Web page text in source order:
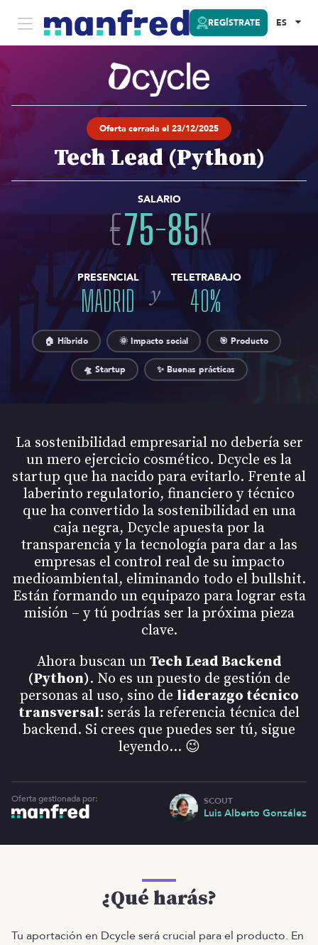
REGÍSTRATE ES
Oferta cerrada el 23/12/2025
Tech Lead (Python)
SALARIO
€75-85K
PRESENCIAL
MADRID y
TELETRABAJO
40%
🏠 Híbrido 🌞 Impacto social 🎯 Producto
🛸 Startup ✨ Buenas prácticas
La sostenibilidad empresarial no debería ser
un mero ejercicio cosmético. Dcycle es la
startup que ha nacido para evitarlo. Frente al
laberinto regulatorio, financiero y técnico
que ha convertido la sostenibilidad en una
caja negra, Dcycle apuesta por la
transparencia y la tecnología para dar a las
empresas el control real de su impacto
medioambiental, eliminando todo el bullshit.
Están formando un equipazo para lograr esta
misión – y tú podrías ser la próxima pieza
clave.
Ahora buscan un Tech Lead Backend
(Python). No es un puesto de gestión de
personas al uso, sino de liderazgo técnico
transversal: serás la referencia técnica del
backend. Si crees que puedes ser tú, sigue
leyendo… 😉
Oferta gestionada por: SCOUT
Luis Alberto González
¿Qué harás?
Tu aportación en Dcycle será crucial para el producto. En